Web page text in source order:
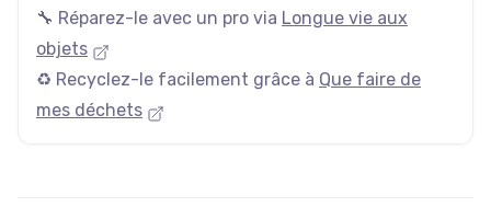
🔧 Réparez-le avec un pro via Longue vie aux
objets
♻️ Recyclez-le facilement grâce à Que faire de
mes déchets